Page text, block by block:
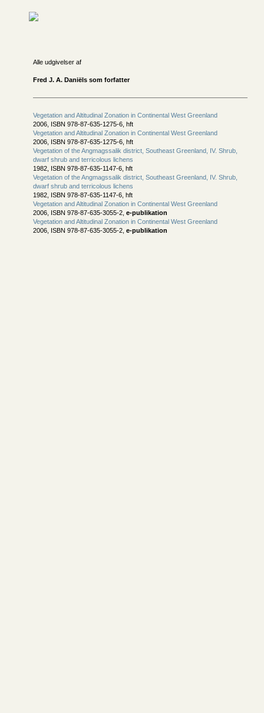
Alle udgivelser af
Fred J. A. Daniëls som forfatter
Vegetation and Altitudinal Zonation in Continental West Greenland
2006, ISBN 978-87-635-1275-6, hft
Vegetation and Altitudinal Zonation in Continental West Greenland
2006, ISBN 978-87-635-1275-6, hft
Vegetation of the Angmagssalik district, Southeast Greenland, IV. Shrub,
dwarf shrub and terricolous lichens
1982, ISBN 978-87-635-1147-6, hft
Vegetation of the Angmagssalik district, Southeast Greenland, IV. Shrub,
dwarf shrub and terricolous lichens
1982, ISBN 978-87-635-1147-6, hft
Vegetation and Altitudinal Zonation in Continental West Greenland
2006, ISBN 978-87-635-3055-2, e-publikation
Vegetation and Altitudinal Zonation in Continental West Greenland
2006, ISBN 978-87-635-3055-2, e-publikation